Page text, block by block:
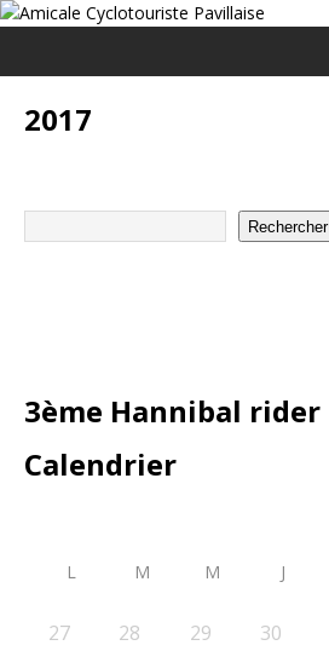
2017
Rechercher
3ème Hannibal rider
Calendrier
L M M J
27 28 29 30